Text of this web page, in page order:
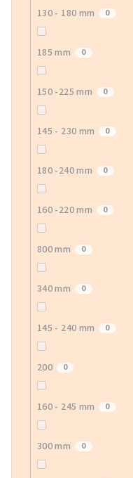
130 - 180 mm 0
185 mm 0
150 -225 mm 0
145 - 230 mm 0
180 -240 mm 0
160 -220 mm 0
800 mm 0
340 mm 0
145 - 240 mm 0
200 0
160 - 245 mm 0
300 mm 0